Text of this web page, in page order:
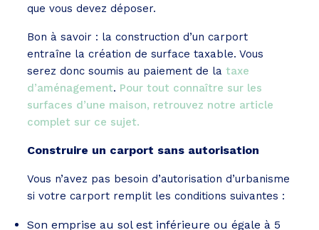
que vous devez déposer.
Bon à savoir : la construction d’un carport
entraîne la création de surface taxable. Vous
serez donc soumis au paiement de la taxe
d’aménagement. Pour tout connaître sur les
surfaces d’une maison, retrouvez notre article
complet sur ce sujet.
Construire un carport sans autorisation
Vous n’avez pas besoin d’autorisation d’urbanisme
si votre carport remplit les conditions suivantes :
Son emprise au sol est inférieure ou égale à 5